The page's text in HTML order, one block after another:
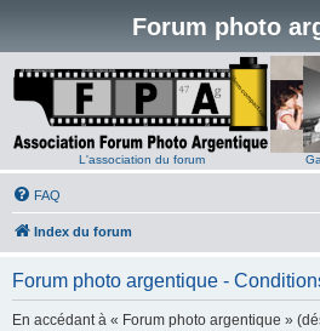
Forum photo
L'association du forum
FAQ
Index du forum
Forum photo argentique -
En accédant à « Forum photo argentique »